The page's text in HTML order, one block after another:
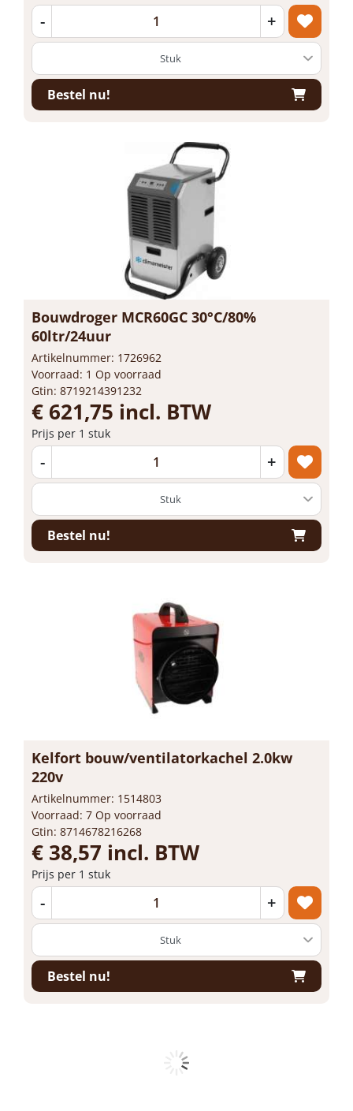
- +
Bestel nu!
Bouwdroger MCR60GC 30°C/80%
60ltr/24uur
Artikelnummer: 1726962
Voorraad: 1 Op voorraad
Gtin: 8719214391232
€ 621,75 incl. BTW
Prijs per 1 stuk
- +
Bestel nu!
Kelfort bouw/ventilatorkachel 2.0kw
220v
Artikelnummer: 1514803
Voorraad: 7 Op voorraad
Gtin: 8714678216268
€ 38,57 incl. BTW
Prijs per 1 stuk
- +
Bestel nu!